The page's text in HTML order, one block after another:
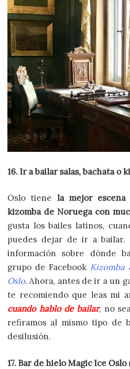
16. Ir a bailar salas, bachata o
Oslo tiene la mejor escena
kizomba de Noruega con
gusta los bailes latinos,
puedes dejar de ir a bailar.
información sobre dónde
grupo de Facebook Kizomba
Oslo. Ahora, antes de ir a un
te recomiendo que leas mi
cuando hablo de bailar, no
refiramos al mismo tipo de
desilusión.
17. Bar de hielo Magic Ice Oslo